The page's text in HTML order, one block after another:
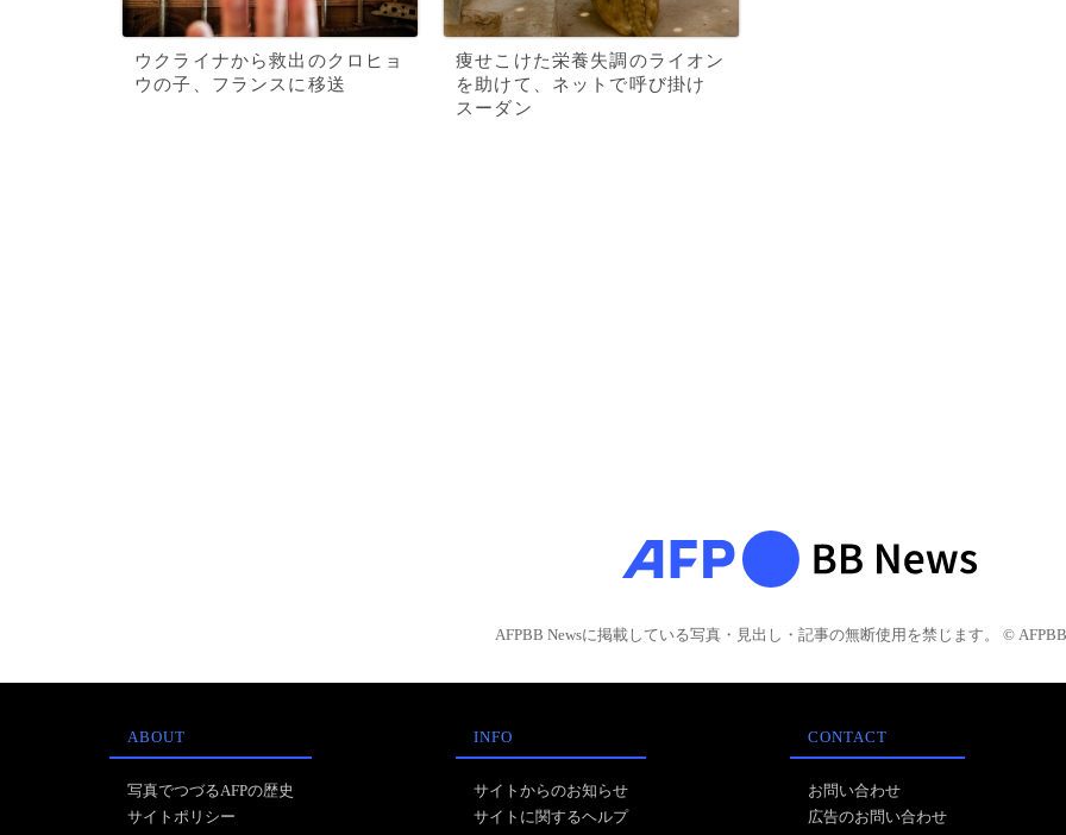
ウクライナから救出のクロヒョ
ウの子、フランスに移送
痩せこけた栄養失調のライオン
を助けて、ネットで呼び掛け
スーダン
AFPBB Newsに掲載している写真・見出し・記事の無断使用を禁じます。 © AFPBB
ABOUT
写真でつづるAFPの歴史
サイトポリシー
INFO
サイトからのお知らせ
サイトに関するヘルプ
CONTACT
お問い合わせ
広告のお問い合わせ